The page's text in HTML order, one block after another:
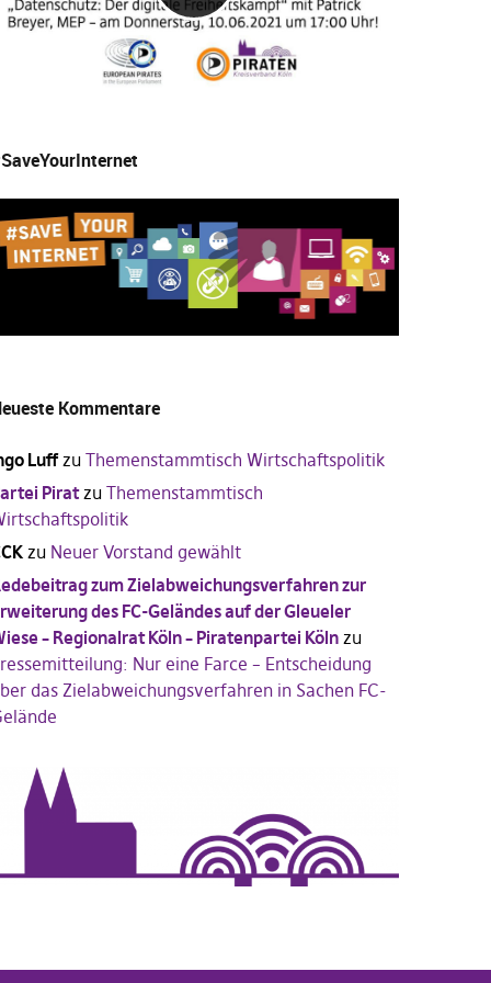
Kommentare
Luffzu Themenstammtisch Wirtschaftspolitik
Piratzu Themenstammtisch
zu Neuer Vorstand gewählt
zum Zielabweichungsverfahren zur
des FC-Geländes auf der Gleueler
– Regionalrat Köln – Piratenpartei Kölnzu
Nur eine Farce – Entscheidung
das Zielabweichungsverfahren in Sachen FC-